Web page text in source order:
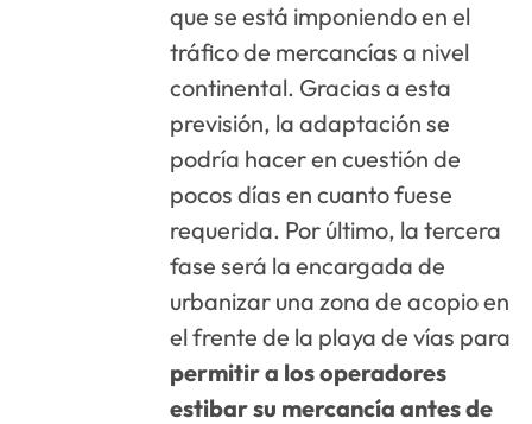
que se está imponiendo en el
tráfico de mercancías a nivel
continental. Gracias a esta
previsión, la adaptación se
podría hacer en cuestión de
pocos días en cuanto fuese
requerida. Por último, la tercera
fase será la encargada de
urbanizar una zona de acopio en
el frente de la playa de vías para
permitir a los operadores
estibar su mercancía antes de